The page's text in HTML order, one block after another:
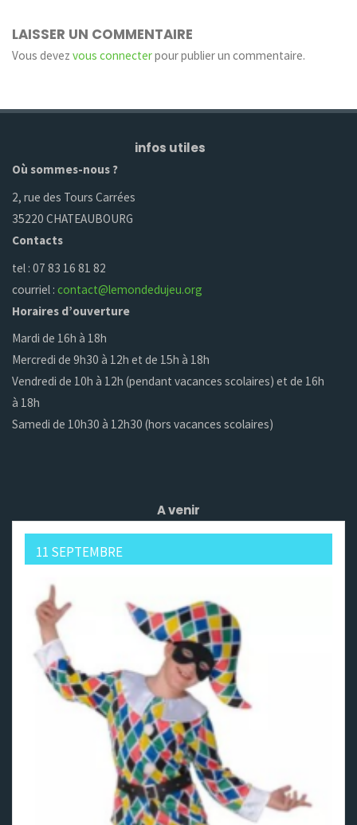
LAISSER UN COMMENTAIRE
Vous devezvous connecterpour publier un commentaire.
infos utiles
Où sommes-nous ?
2, rue des Tours Carrées
35220 CHATEAUBOURG
Contacts
tel : 07 83 16 81 82
courriel :contact@lemondedujeu.org
Horaires d’ouverture
Mardi de 16h à 18h
Mercredi de 9h30 à 12h et de 15h à 18h
Vendredi de 10h à 12h (pendant vacances scolaires) et de 16h
à 18h
Samedi de 10h30 à 12h30 (hors vacances scolaires)
A venir
11 SEPTEMBRE